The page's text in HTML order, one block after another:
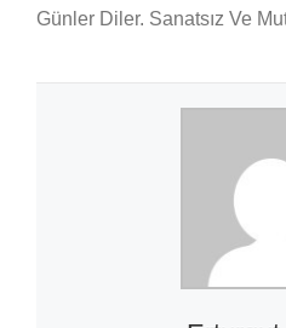
Günler Diler. Sanatsız Ve